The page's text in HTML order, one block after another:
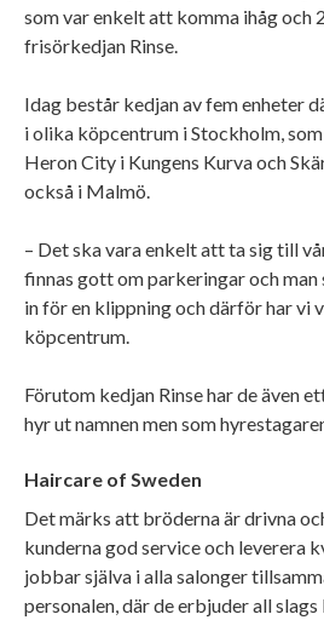
som var enkelt att komma ihåg och
frisörkedjan Rinse.
Idag består kedjan av fem enheter
i olika köpcentrum i Stockholm,
Heron City i Kungens Kurva och
också i Malmö.
– Det ska vara enkelt att ta sig till
finnas gott om parkeringar och
in för en klippning och därför har vi
köpcentrum.
Förutom kedjan Rinse har de även
hyr ut namnen men som
Haircare of Sweden
Det märks att bröderna är drivna
kunderna god service och leverera
jobbar själva i alla salonger
personalen, där de erbjuder all